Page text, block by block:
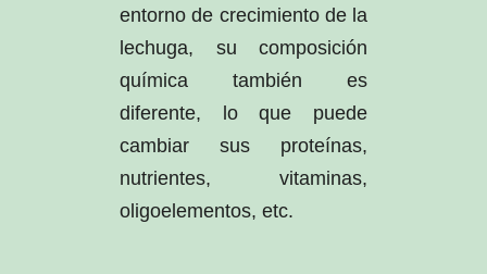
entorno de crecimiento de la
lechuga, su composición
química también es
diferente, lo que puede
cambiar sus proteínas,
nutrientes, vitaminas,
oligoelementos, etc.